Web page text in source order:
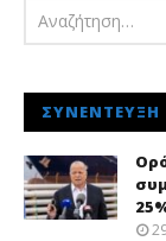
ΣΥΝΈΝΤΕΥΞΗ